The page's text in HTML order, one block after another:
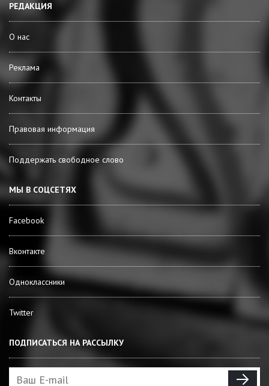
РЕДАКЦИЯ
О нас
Реклама
Контакты
Правовая информация
Поддержать свободное слово
МЫ В СОЦСЕТЯХ
Facebook
Вконтакте
Одноклассники
Twitter
ПОДПИСАТЬСЯ НА РАССЫЛКУ